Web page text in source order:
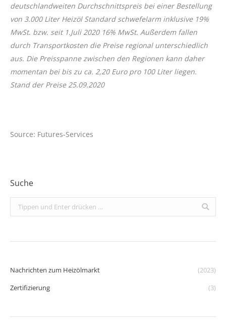
deutschlandweiten Durchschnittspreis bei einer Bestellung
von 3.000 Liter Heizöl Standard schwefelarm inklusive 19%
MwSt. bzw. seit 1.Juli 2020 16% MwSt. Außerdem fallen
durch Transportkosten die Preise regional unterschiedlich
aus. Die Preisspanne zwischen den Regionen kann daher
momentan bei bis zu ca. 2,20 Euro pro 100 Liter liegen.
Stand der Preise 25.09.2020
Source: Futures-Services
Suche
Search:
Nachrichten zum Heizölmarkt
(2023)
Zertifizierung
(3)